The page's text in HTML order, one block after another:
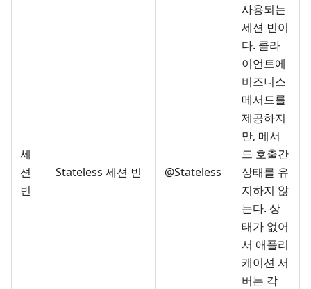
세
션
빈
Stateless 세션 빈 @Stateless
사용되는
세션 빈이
다. 클라
이언트에
비즈니스
메서드를
제공하지
만, 메서
드 호출간
상태를 유
지하지 않
는다. 상
태가 없어
서 애플리
케이션 서
버는 각